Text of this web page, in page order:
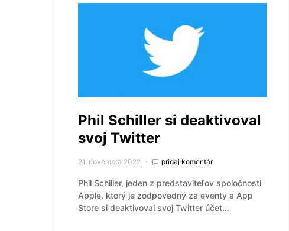
Phil Schiller si deaktivoval
svoj Twitter
21. novembra 2022 pridaj komentár
Phil Schiller, jeden z predstaviteľov spoločnosti
Apple, ktorý je zodpovedný za eventy a App
Store si deaktivoval svoj Twitter účet…